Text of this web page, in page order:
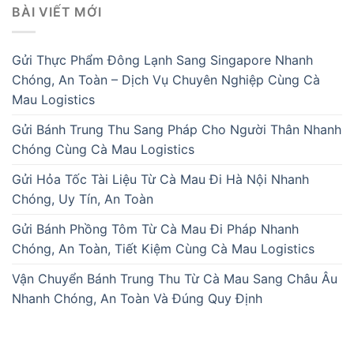
BÀI VIẾT MỚI
Gửi Thực Phẩm Đông Lạnh Sang Singapore Nhanh
Chóng, An Toàn – Dịch Vụ Chuyên Nghiệp Cùng Cà
Mau Logistics
Gửi Bánh Trung Thu Sang Pháp Cho Người Thân Nhanh
Chóng Cùng Cà Mau Logistics
Gửi Hỏa Tốc Tài Liệu Từ Cà Mau Đi Hà Nội Nhanh
Chóng, Uy Tín, An Toàn
Gửi Bánh Phồng Tôm Từ Cà Mau Đi Pháp Nhanh
Chóng, An Toàn, Tiết Kiệm Cùng Cà Mau Logistics
Vận Chuyển Bánh Trung Thu Từ Cà Mau Sang Châu Âu
Nhanh Chóng, An Toàn Và Đúng Quy Định